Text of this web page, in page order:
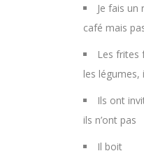
Je fais
café
Les frites
les
Ils ont
ils n’ont
Il